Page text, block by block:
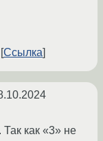
Ссылка
как «3» не